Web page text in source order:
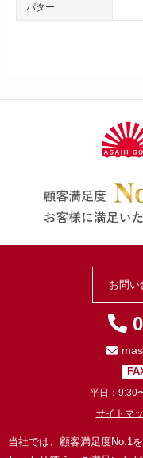
パター
当社では、顧客満足度No.1
お問い
平日：9:30
サイトマ